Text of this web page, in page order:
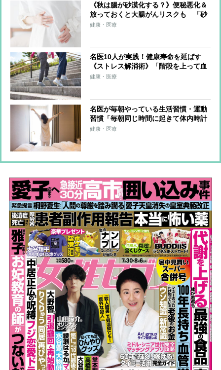
《秋は腸が砂漠化する？》便秘悪化＆
放っておくと大腸がんリスクも 「砂
漠腸」をもたらし、悪化させる“3つの
健康・医療
名医10人が実践！健康寿命を延ばす
《ストレス解消術》「階段を上って血
流をよくする」「1〜5分程度の瞑想」
健康・医療
名医が毎朝やっている生活習慣・運動
習慣「毎朝同じ時間に起きて体内時計
をリセット」「朝日を浴びながらラジ
健康・医療